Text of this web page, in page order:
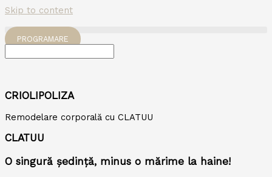
Skip to content
PROGRAMARE
CRIOLIPOLIZA
Remodelare corporală cu CLATUU
CLATUU
O singură ședință, minus o mărime la haine!